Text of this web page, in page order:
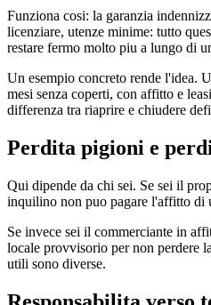
Funziona cosi: la garanzia
licenziare, utenze minime: tutto
restare fermo molto piu a lungo di
Un esempio concreto rende l'idea.
mesi senza coperti, con affitto e
differenza tra riaprire e chiudere
Perdita pigioni e
Qui dipende da chi sei. Se sei il
inquilino non puo pagare l'affitto di
Se invece sei il commerciante in
locale provvisorio per non perdere
utili sono diverse.